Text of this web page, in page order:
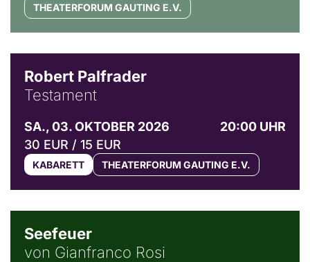
THEATERFORUM GAUTING E.V.
Robert Palfrader
Testament
SA., 03. OKTOBER 2026
20:00 UHR
30 EUR / 15 EUR
KABARETT THEATERFORUM GAUTING E.V.
Seefeuer
von Gianfranco Rosi